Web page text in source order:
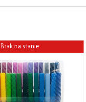
Brak na stanie